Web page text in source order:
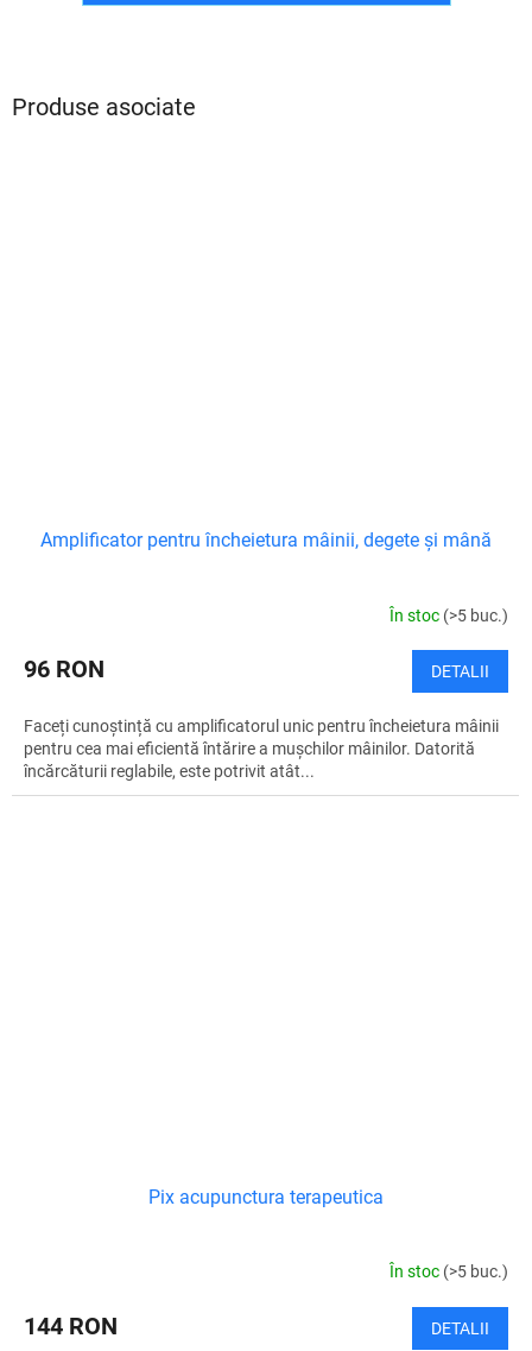
Produse asociate
Amplificator pentru încheietura mâinii, degete și mână
În stoc (>5 buc.)
96 RON DETALII
Faceți cunoștință cu amplificatorul unic pentru încheietura mâinii
pentru cea mai eficientă întărire a mușchilor mâinilor. Datorită
încărcăturii reglabile, este potrivit atât...
Pix acupunctura terapeutica
În stoc (>5 buc.)
144 RON DETALII